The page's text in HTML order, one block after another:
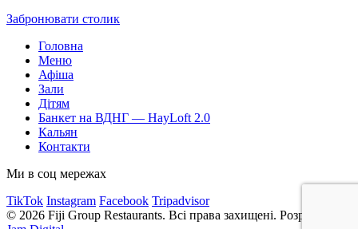
Забронювати столик
Головна
Меню
Афіша
Зали
Дітям
Банкет на ВДНГ — HayLoft 2.0
Кальян
Контакти
Ми в соц мережах
TikTok Instagram Facebook Tripadvisor
© 2026 Fiji Group Restaurants. Всі права захищені. Розроблено